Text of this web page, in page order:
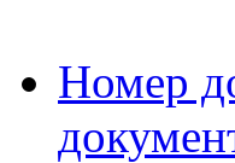
Номер